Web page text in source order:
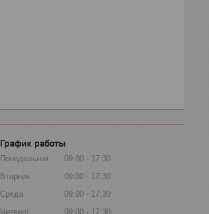
График работы
Понедельник 09:00
17:30
Вторник
09:00
17:30
Среда
09:00
17:30
Четверг
09:00
17:30